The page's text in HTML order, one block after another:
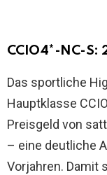
CCIO4*-NC-S:
Das sportliche
Hauptklasse
Preisgeld von
– eine deutliche
Vorjahren. Damit